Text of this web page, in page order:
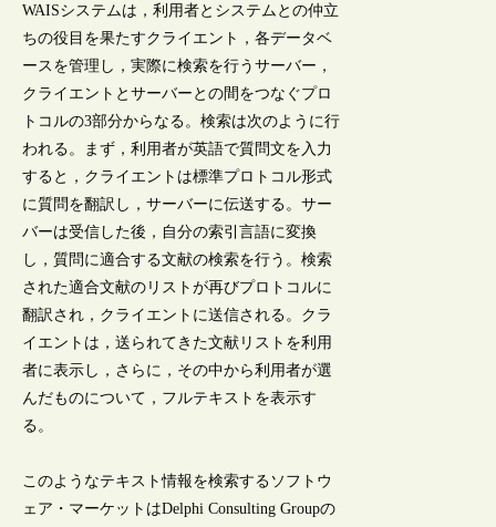
WAISシステムは，利用者とシステムとの仲立
ちの役目を果たすクライエント，各データベ
ースを管理し，実際に検索を行うサーバー，
クライエントとサーバーとの間をつなぐプロ
トコルの3部分からなる。検索は次のように行
われる。まず，利用者が英語で質問文を入力
すると，クライエントは標準プロトコル形式
に質問を翻訳し，サーバーに伝送する。サー
バーは受信した後，自分の索引言語に変換
し，質問に適合する文献の検索を行う。検索
された適合文献のリストが再びプロトコルに
翻訳され，クライエントに送信される。クラ
イエントは，送られてきた文献リストを利用
者に表示し，さらに，その中から利用者が選
んだものについて，フルテキストを表示す
る。
このようなテキスト情報を検索するソフトウ
ェア・マーケットはDelphi Consulting Groupの